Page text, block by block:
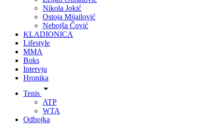
Nikola Jokić
Ostoja Mijailović
Nebojša Čović
KLADIONICA
Lifestyle
MMA
Boks
Intervju
Hronika
Tenis
ATP
WTA
Odbojka